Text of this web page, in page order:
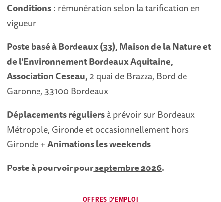
Conditions: rémunération selon la tarification en
vigueur
Poste basé à Bordeaux (33), Maison de la Nature et
de l'Environnement Bordeaux Aquitaine,
Association Ceseau,2 quai de Brazza, Bord de
Garonne, 33100 Bordeaux
Déplacements réguliersà prévoir sur Bordeaux
Métropole, Gironde et occasionnellement hors
Gironde +Animations les weekends
Poste à pourvoir pourseptembre 2026.
OFFRES D'EMPLOI